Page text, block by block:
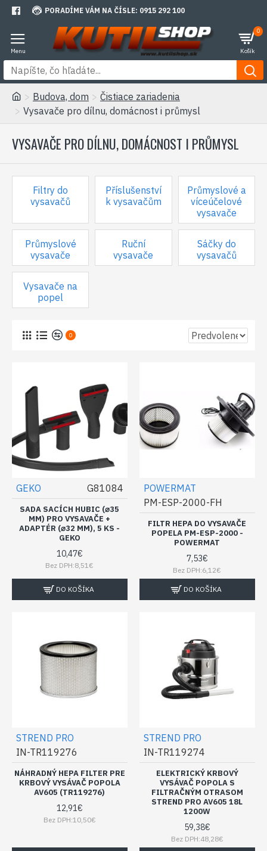
PORADÍME VÁM NA ČÍSLE: 0915 292 100
0
Budova, dom
Čistiace zariadenia
Vysavače pro dílnu, domácnost i průmysl
VYSAVAČE PRO DÍLNU, DOMÁCNOST I PRŮMYSL
Filtry do
vysavačů
Příslušenství
k vysavačům
Průmyslové a
víceúčelové
vysavače
Průmyslové
vysavače
Ruční
vysavače
Sáčky do
vysavačů
Vysavače na
popel
0
GEKO G81084
SADA SACÍCH HUBIC (⌀35
MM) PRO VYSAVAČE +
ADAPTÉR (⌀32 MM), 5 KS -
GEKO
10,47€
Bez DPH:8,51€
DO KOŠÍKA
POWERMAT
PM-ESP-2000-FH
FILTR HEPA DO VYSAVAČE
POPELA PM-ESP-2000 -
POWERMAT
7,53€
Bez DPH:6,12€
DO KOŠÍKA
STREND PRO
IN-TR119276
NÁHRADNÝ HEPA FILTER PRE
KRBOVÝ VYSÁVAČ POPOLA
AV605 (TR119276)
12,91€
Bez DPH:10,50€
STREND PRO
IN-TR119274
ELEKTRICKÝ KRBOVÝ
VYSÁVAČ POPOLA S
FILTRAČNÝM OTRASOM
STREND PRO AV605 18L
1200W
59,38€
Bez DPH:48,28€